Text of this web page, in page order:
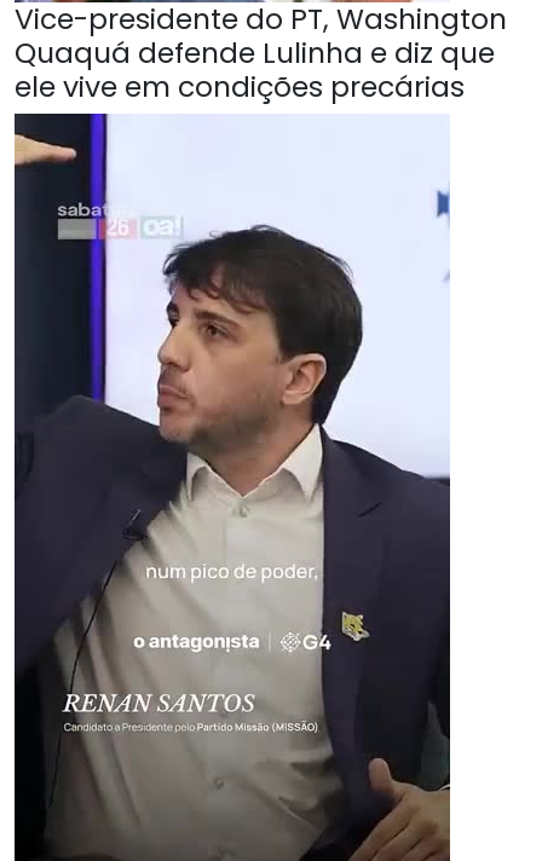
Vice-presidente do PT, Washington
Quaquá defende Lulinha e diz que
ele vive em condições precárias